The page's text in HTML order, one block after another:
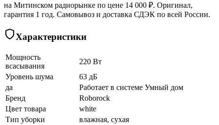
на Митинском радиорынке по цене 14 000 ₽. Оригинал,
гарантия 1 год. Самовывоз и доставка СДЭК по всей России.
Характеристики
Мощность
всасывания
220 Вт
Уровень шума
63 дБ
да
Работает в системе Умный дом
Бренд
Roborock
Цвет товара
white
Тип уборки
влажная, сухая